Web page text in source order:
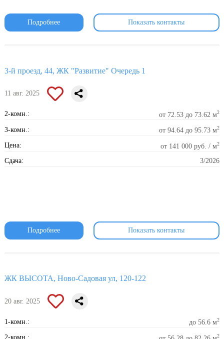
Подробнее Показать контакты
3-й проезд, 44, ЖК "Развитие" Очередь 1
11 авг. 2025
2-комн.: от 72.53 до 73.62 м2
3-комн.: от 94.64 до 95.73 м2
Цена: от 141 000 руб. / м2
Сдача: 3/2026
Подробнее Показать контакты
ЖК ВЫСОТА, Ново-Садовая ул, 120-122
20 авг. 2025
1-комн.: до 56.6 м2
2-комн.: 2